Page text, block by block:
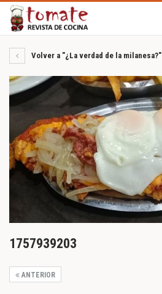
Volver a "¿La verdad de la milanesa?"
1757939203
ANTERIOR